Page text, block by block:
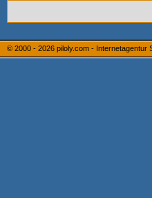
© 2000 - 2026 piloly.com - Internetagentur